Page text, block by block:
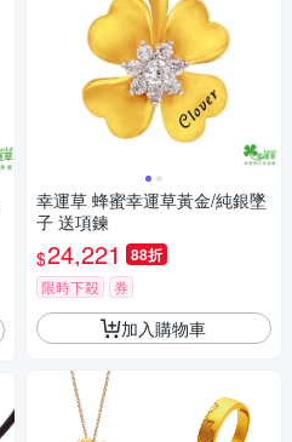
幸運草 蜂蜜幸運草黃金/純銀墜
子 送項鍊
$24,221 88折
限時下殺 券
加入購物車